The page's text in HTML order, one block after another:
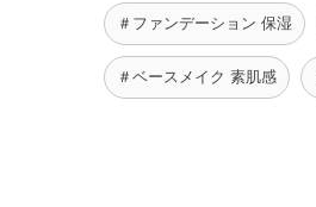
＃ファンデーション 保湿
＃ベースメイク 素肌感